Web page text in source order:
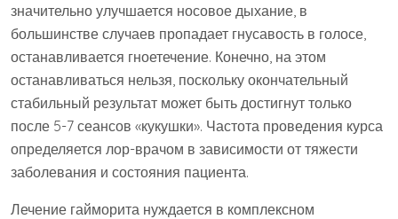
значительно улучшается носовое дыхание, в
большинстве случаев пропадает гнусавость в голосе,
останавливается гноетечение. Конечно, на этом
останавливаться нельзя, поскольку окончательный
стабильный результат может быть достигнут только
после 5-7 сеансов «кукушки». Частота проведения курса
определяется лор-врачом в зависимости от тяжести
заболевания и состояния пациента.
Лечение гайморита нуждается в комплексном